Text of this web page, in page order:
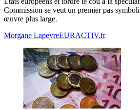
Commission se veut un premier pas
œuvre plus large.
Morgane LapeyreEURACTIV.fr